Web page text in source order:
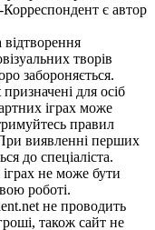
є автор
творів
забороняється.
для осіб
іграх може
правил
виявленні перших
до спеціаліста.
не може бути
роботі.
не проводить
також сайт не